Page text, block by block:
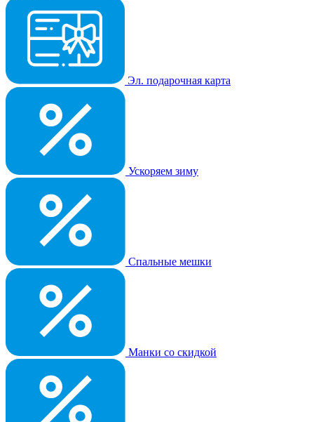
Эл. подарочная карта
Ускоряем зиму
Спальные мешки
Манки со скидкой